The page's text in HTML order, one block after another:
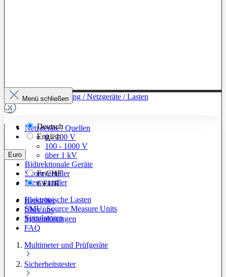
Zur Kategorie: Leistung / Netzgeräte / Lasten
Netzgeräte / Quellen
0 - 100 V
100 - 1000 V
über 1 kV
Bidirektionale Geräte
Stromverteiler
Messwandler
Elektronische Lasten
SMU/ Source Measure Units
Simulatoren
Menü schließen
Deutsch
English
Euro
FrCHF
€EUR
Hersteller
Über uns
Systemlösungen
FAQ
Multimeter und Prüfgeräte
Sicherheitstester